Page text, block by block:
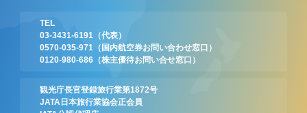
TEL
03-3431-6191
（代表）
0570-035-971
（国内航空券お問い合わせ窓口）
0120-980-686 （株主優待お問い合せ窓口）
観光庁長官登録旅行業第1872号
JATA日本旅行業協会正会員